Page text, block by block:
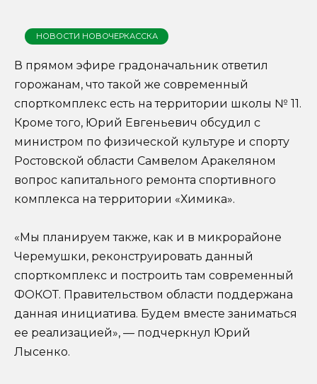
НОВОСТИ НОВОЧЕРКАССКА
В прямом эфире градоначальник ответил
горожанам, что такой же современный
спорткомплекс есть на территории школы № 11.
Кроме того, Юрий Евгеньевич обсудил с
министром по физической культуре и спорту
Ростовской области Самвелом Аракеляном
вопрос капитального ремонта спортивного
комплекса на территории «Химика».
«Мы планируем также, как и в микрорайоне
Черемушки, реконструировать данный
спорткомплекс и построить там современный
ФОКОТ. Правительством области поддержана
данная инициатива. Будем вместе заниматься
ее реализацией», — подчеркнул Юрий
Лысенко.